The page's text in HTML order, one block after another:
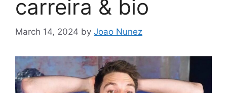
carreira & bio
March 14, 2024 by Joao Nunez